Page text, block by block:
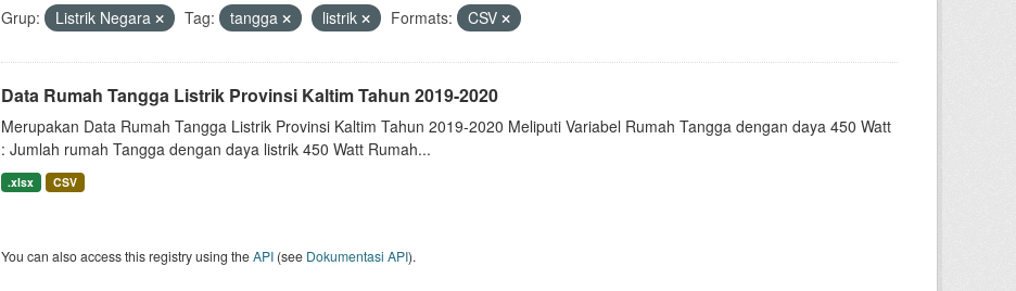
Grup: Listrik Negara Tag: tangga listrik Formats: CSV
Data Rumah Tangga Listrik Provinsi Kaltim Tahun 2019-2020
Merupakan Data Rumah Tangga Listrik Provinsi Kaltim Tahun 2019-2020 Meliputi Variabel Rumah Tangga dengan daya 450 Watt
: Jumlah rumah Tangga dengan daya listrik 450 Watt Rumah...
.xlsx CSV
You can also access this registry using theAPI(see Dokumentasi API).